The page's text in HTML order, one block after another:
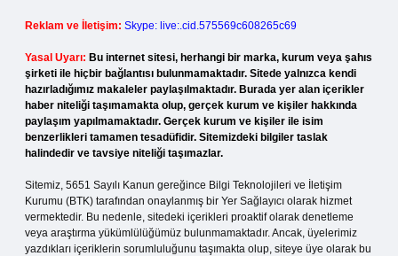
Reklam ve İletişim: Skype: live:.cid.575569c608265c69
Yasal Uyarı: Bu internet sitesi, herhangi bir marka, kurum veya şahıs
şirketi ile hiçbir bağlantısı bulunmamaktadır. Sitede yalnızca kendi
hazırladığımız makaleler paylaşılmaktadır. Burada yer alan içerikler
haber niteliği taşımamakta olup, gerçek kurum ve kişiler hakkında
paylaşım yapılmamaktadır. Gerçek kurum ve kişiler ile isim
benzerlikleri tamamen tesadüfidir. Sitemizdeki bilgiler taslak
halindedir ve tavsiye niteliği taşımazlar.
Sitemiz, 5651 Sayılı Kanun gereğince Bilgi Teknolojileri ve İletişim
Kurumu (BTK) tarafından onaylanmış bir Yer Sağlayıcı olarak hizmet
vermektedir. Bu nedenle, sitedeki içerikleri proaktif olarak denetleme
veya araştırma yükümlülüğümüz bulunmamaktadır. Ancak, üyelerimiz
yazdıkları içeriklerin sorumluluğunu taşımakta olup, siteye üye olarak bu